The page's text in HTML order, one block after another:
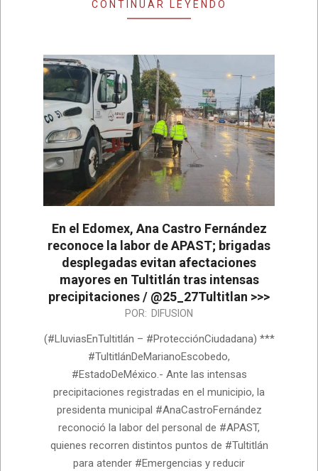
CONTINUAR LEYENDO
En el Edomex, Ana Castro Fernández
reconoce la labor de APAST; brigadas
desplegadas evitan afectaciones
mayores en Tultitlán tras intensas
precipitaciones / @25_27Tultitlan >>>
16
POR: DIFUSION
(#LluviasEnTultitlán – #ProtecciónCiudadana) ***
#TultitlánDeMarianoEscobedo,
#EstadoDeMéxico.- Ante las intensas
precipitaciones registradas en el municipio, la
presidenta municipal #AnaCastroFernández
reconoció la labor del personal de #APAST,
quienes recorren distintos puntos de #Tultitlán
para atender #Emergencias y reducir